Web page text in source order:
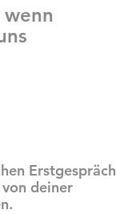
Erstgespräch
deiner